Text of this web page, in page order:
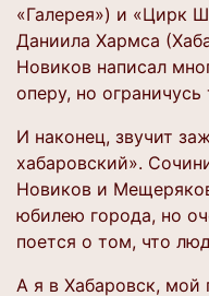
«Галерея») и «Цирк
Даниила Хармса
Новиков написал
оперу, но ограничусь
И наконец, звучит
хабаровский».
Новиков и
юбилею города, но
поется о том, что
А я в Хабаровск, мой